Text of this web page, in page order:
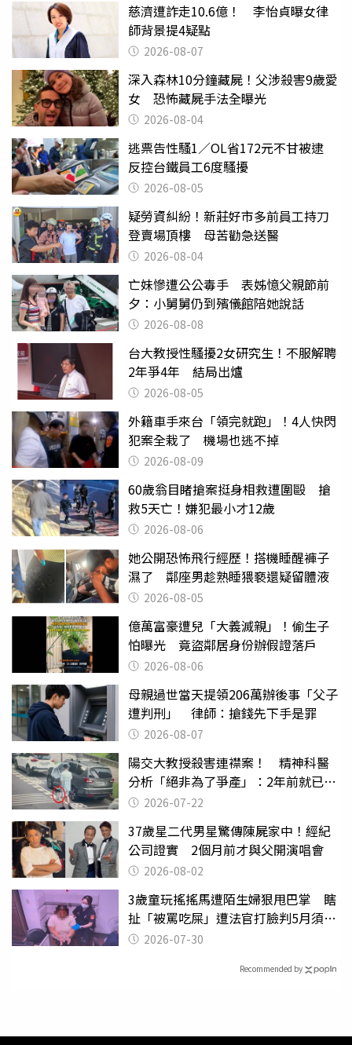
慈濟遭詐走10.6億！ 李怡貞曝女律
師背景提4疑點
2026-08-07
深入森林10分鐘藏屍！父涉殺害9歲愛
女 恐怖藏屍手法全曝光
2026-08-04
逃票告性騷1／OL省172元不甘被逮
反控台鐵員工6度騷擾
2026-08-05
疑勞資糾紛！新莊好市多前員工持刀
登賣場頂樓 母苦勸急送醫
2026-08-04
亡妹慘遭公公毒手 表姊憶父親節前
夕：小舅舅仍到殯儀館陪她說話
2026-08-08
台大教授性騷擾2女研究生！不服解聘
2年爭4年 結局出爐
2026-08-05
外籍車手來台「領完就跑」！4人快閃
犯案全栽了 機場也逃不掉
2026-08-09
60歲翁目睹搶案挺身相救遭圍毆 搶
救5天亡！嫌犯最小才12歲
2026-08-06
她公開恐怖飛行經歷！搭機睡醒褲子
濕了 鄰座男趁熟睡猥褻還疑留體液
2026-08-05
億萬富豪遭兒「大義滅親」！偷生子
怕曝光 竟盜鄰居身份辦假證落戶
2026-08-06
母親過世當天提領206萬辦後事「父子
遭判刑」 律師：搶錢先下手是罪
2026-08-07
陽交大教授殺害連襟案！ 精神科醫
分析「絕非為了爭產」：2年前就已言
行詭異
2026-07-22
37歲星二代男星驚傳陳屍家中！經紀
公司證實 2個月前才與父開演唱會
2026-08-02
3歲童玩搖搖馬遭陌生婦狠甩巴掌 瞎
扯「被罵吃屎」遭法官打臉判5月須入
監 2026-07-30
Recommended by